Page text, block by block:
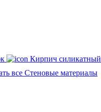
Кирпич силикатный
все Стеновые материалы